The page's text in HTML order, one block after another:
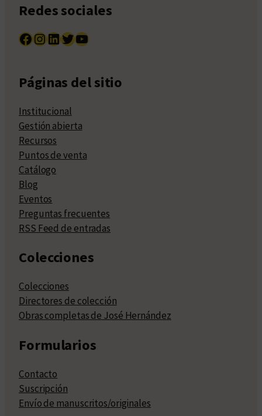
Redes sociales
Facebook InstagramLinkedIn Twitter YouTube
Páginas del sitio
Institucional
Gestión abierta
Recursos
Puntos de venta
Catálogo
Blog
Eventos
Preguntas frecuentes
RSS Feed de entradas
Colecciones
Colecciones
Directores de colección
Obras completas de José Hernández
Formularios
Contacto
Suscripción
Envío de manuscritos/originales